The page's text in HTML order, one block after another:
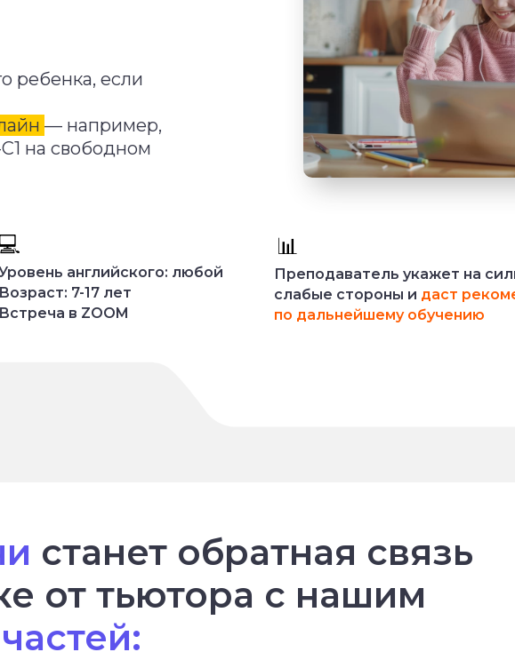
Преподаватель укажет на
слабые стороны и даст
по дальнейшему обучению
английского: любой
Возраст: 7-17 лет
Встреча в ZOOM
ребенка, если
— например,
на свободном
📊
💻
станет обратная связь
от тьютора с нашим